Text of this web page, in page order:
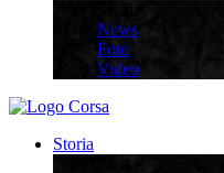
News
Foto
Video
Storia